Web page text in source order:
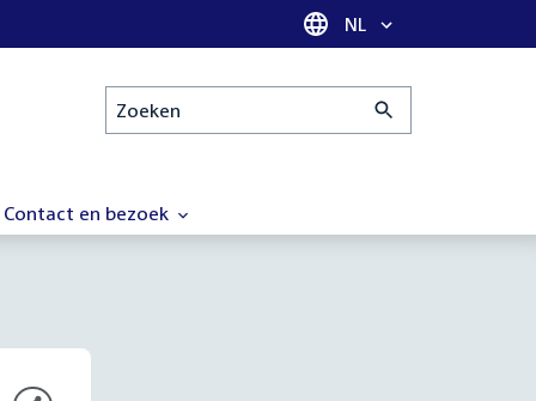
Taal selectie
NL
Zoeken
Contact en bezoek